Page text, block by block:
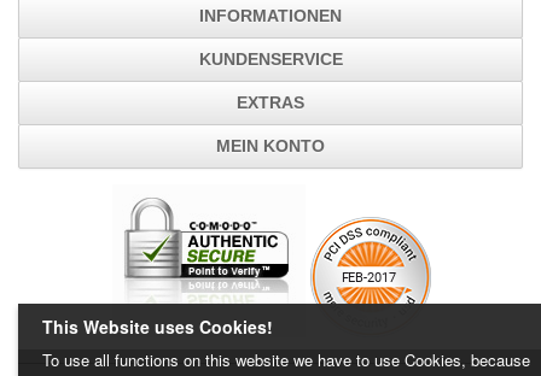
INFORMATIONEN
KUNDENSERVICE
EXTRAS
MEIN KONTO
This Website uses Cookies!
To use all functions on this website we have to use Cookies, because